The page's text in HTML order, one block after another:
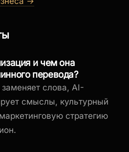
и чем она
перевода?
слова, AI-
смыслы, культурный
стратегию